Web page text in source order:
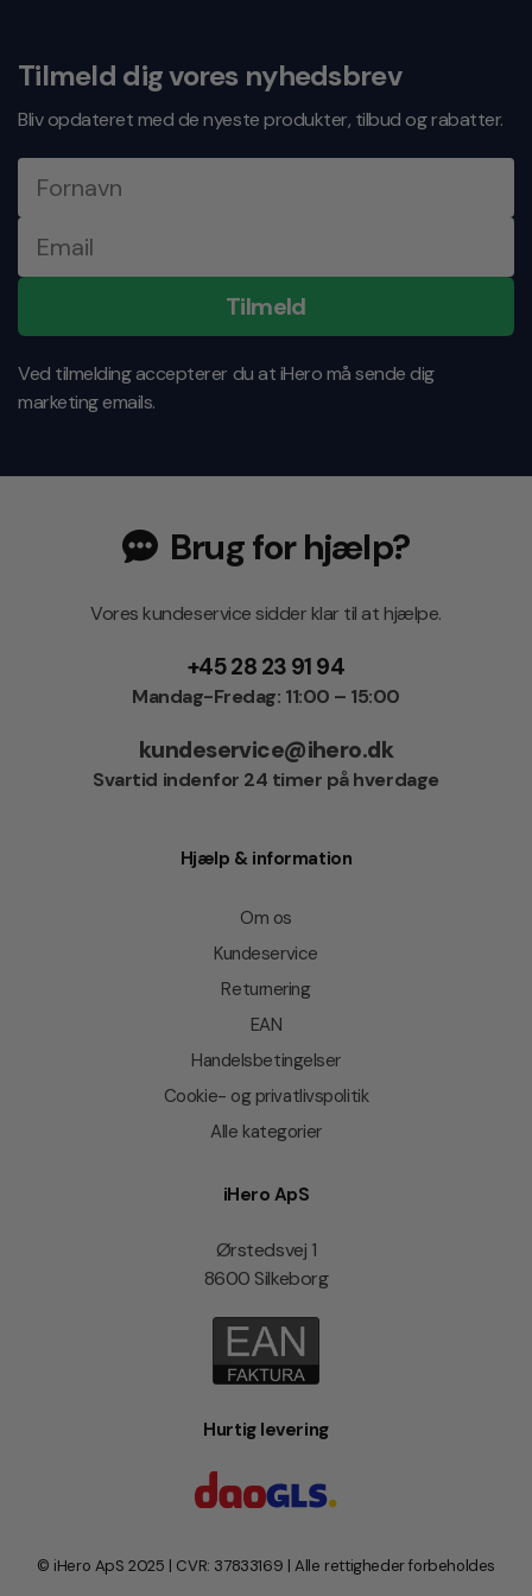
Tilmeld dig vores nyhedsbrev
Bliv opdateret med de nyeste produkter, tilbud og rabatter.
Tilmeld
Ved tilmelding accepterer du at iHero må sende dig
marketing emails.
Brug for hjælp?
Vores kundeservice sidder klar til at hjælpe.
+45 28 23 91 94
Mandag-Fredag: 11:00 – 15:00
kundeservice@ihero.dk
Svartid indenfor 24 timer på hverdage
Hjælp & information
Om os
Kundeservice
Returnering
EAN
Handelsbetingelser
Cookie- og privatlivspolitik
Alle kategorier
iHero ApS
Ørstedsvej 1
8600 Silkeborg
Hurtig levering
© iHero ApS 2025 | CVR: 37833169 | Alle rettigheder forbeholdes